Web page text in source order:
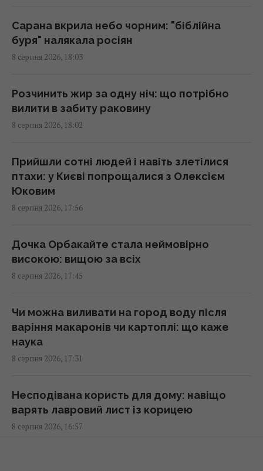
особливе завдання
17:16 субота, 08 серпня 2026
Patriot: експерт назвав причини
17:13 субота, 08 серпня 2026
краще мовчати цього дня
17:10 субота, 08 серпня 2026
Гороскоп на 9 серпня: Овнам –
17:00 субота, 08 серпня 2026
Смачний печений перець на зиму: секрет
16:55 субота, 08 серпня 2026
До 2030 року в Україні стане на третину
менше першокласників: експертка
16:46 субота, 08 серпня 2026
Росія готує потужний удар по енергетиці
Сарана вкрила небо чорним: "біблійна
буря" налякала росіян
8 серпня 2026, 18:03
Розчинить жир за одну ніч: що потрібно
вилити в забиту раковину
8 серпня 2026, 18:02
Прийшли сотні людей і навіть злетілися
птахи: у Києві попрощалися з Олексієм
Юковим
8 серпня 2026, 17:56
Дочка Орбакайте стала неймовірно
високою: вищою за всіх
8 серпня 2026, 17:45
Чи можна виливати на город воду після
варіння макаронів чи картоплі: що каже
наука
8 серпня 2026, 17:31
Несподівана користь для дому: навіщо
варять лавровий лист із корицею
8 серпня 2026, 16:57